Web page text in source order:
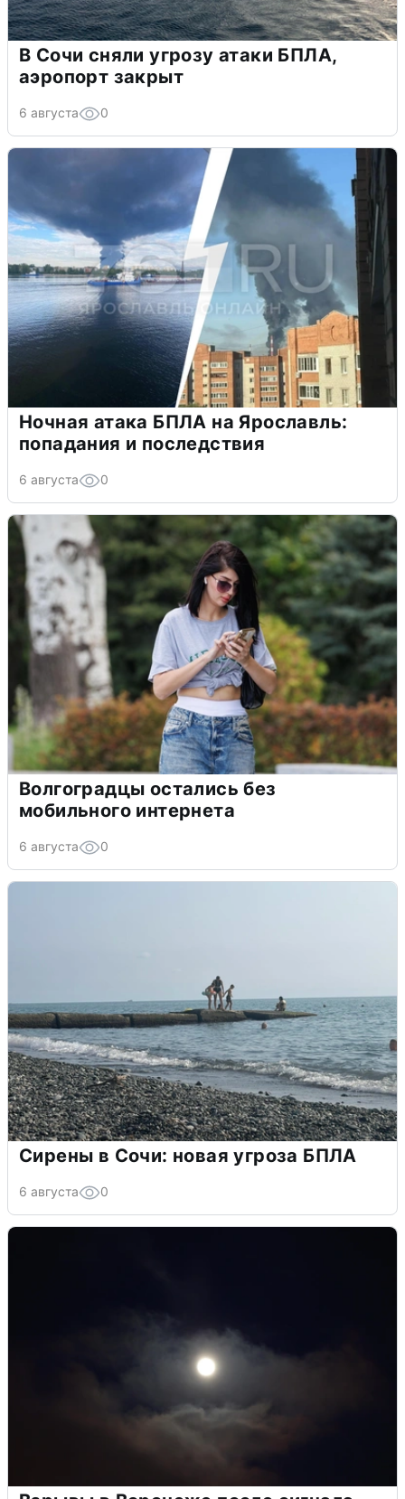
В Сочи сняли угрозу атаки БПЛА,
аэропорт закрыт
6 августа 0
Ночная атака БПЛА на Ярославль:
попадания и последствия
6 августа 0
Волгоградцы остались без
мобильного интернета
6 августа 0
Сирены в Сочи: новая угроза БПЛА
6 августа 0